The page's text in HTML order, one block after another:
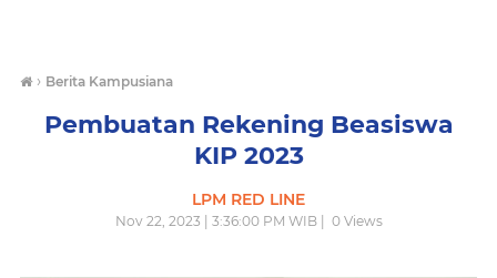
› Berita Kampusiana
Pembuatan Rekening Beasiswa
KIP 2023
LPM RED LINE
Nov 22, 2023 | 3:36:00 PM WIB | 0Views